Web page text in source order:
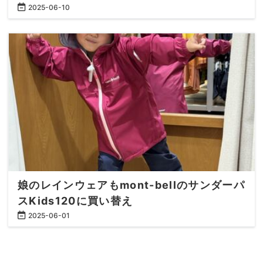
2025-06-10
2025-06-01
娘のレインウェアもmont-bellのサンダーパ
スKids120に買い替え